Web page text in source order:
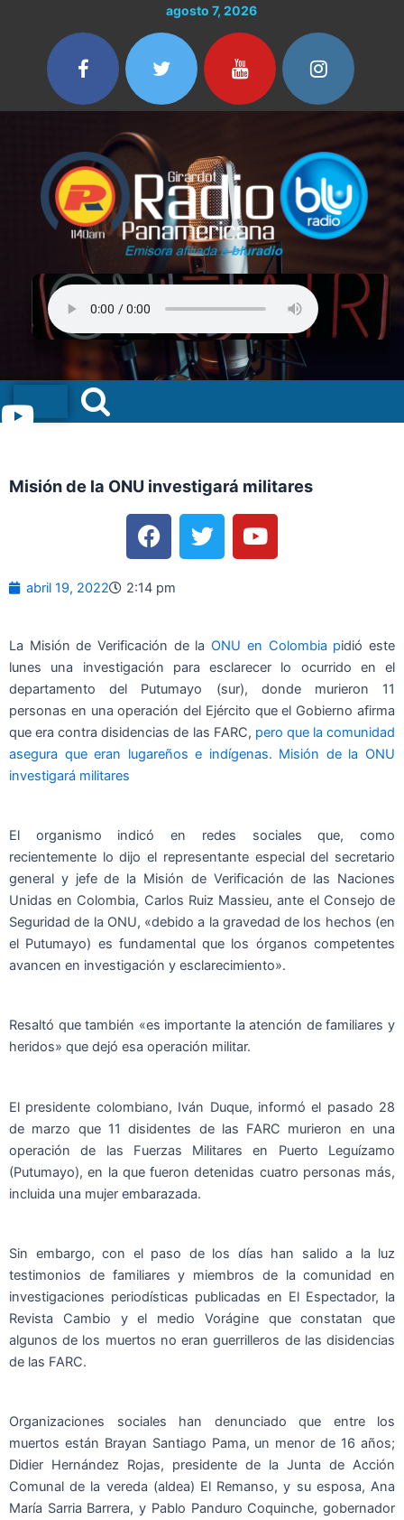
contenido
agosto 7, 2026
Menu
Misión de la ONU investigará militares
F
a
c
e
o
k
T
w
i
r
Y
o
u
e
abril 19, 2022 2:14 pm
La Misión de Verificación de laONU en Colombia pidió este
lunes una investigación para esclarecer lo ocurrido en el
departamento del Putumayo (sur), donde murieron 11
personas en una operación del Ejército que el Gobierno afirma
que era contra disidencias de las FARC, pero que la comunidad
asegura que eran lugareños e indígenas. Misión de la ONU
investigará militares
El organismo indicó en redes sociales que, como
recientemente lo dijo el representante especial del secretario
general y jefe de la Misión de Verificación de las Naciones
Unidas en Colombia, Carlos Ruiz Massieu, ante el Consejo de
Seguridad de la ONU, «debido a la gravedad de los hechos (en
el Putumayo) es fundamental que los órganos competentes
avancen en investigación y esclarecimiento».
Resaltó que también «es importante la atención de familiares y
heridos» que dejó esa operación militar.
El presidente colombiano, Iván Duque, informó el pasado 28
de marzo que 11 disidentes de las FARC murieron en una
operación de las Fuerzas Militares en Puerto Leguízamo
(Putumayo), en la que fueron detenidas cuatro personas más,
incluida una mujer embarazada.
Sin embargo, con el paso de los días han salido a la luz
testimonios de familiares y miembros de la comunidad en
investigaciones periodísticas publicadas en El Espectador, la
Revista Cambio y el medio Vorágine que constatan que
algunos de los muertos no eran guerrilleros de las disidencias
de las FARC.
Organizaciones sociales han denunciado que entre los
muertos están Brayan Santiago Pama, un menor de 16 años;
Didier Hernández Rojas, presidente de la Junta de Acción
Comunal de la vereda (aldea) El Remanso, y su esposa, Ana
María Sarria Barrera, y Pablo Panduro Coquinche, gobernador